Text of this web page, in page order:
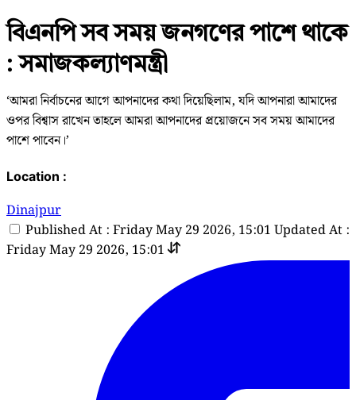
বিএনপি সব সময় জনগণের পাশে থাকে
: সমাজকল্যাণমন্ত্রী
‘আমরা নির্বাচনের আগে আপনাদের কথা দিয়েছিলাম, যদি আপনারা আমাদের
ওপর বিশ্বাস রাখেন তাহলে আমরা আপনাদের প্রয়োজনে সব সময় আমাদের
পাশে পাবেন।’
Location :
Dinajpur
Published At : Friday May 29 2026, 15:01 Updated At :
Friday May 29 2026, 15:01